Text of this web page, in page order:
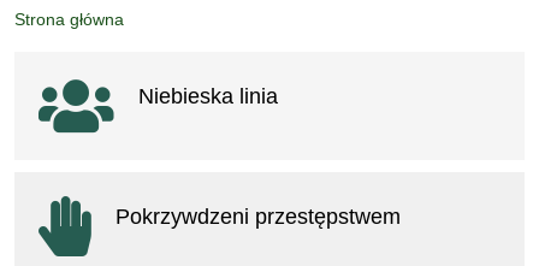
Strona główna
Ważne linki
Niebieska linia
Pokrzywdzeni przestępstwem